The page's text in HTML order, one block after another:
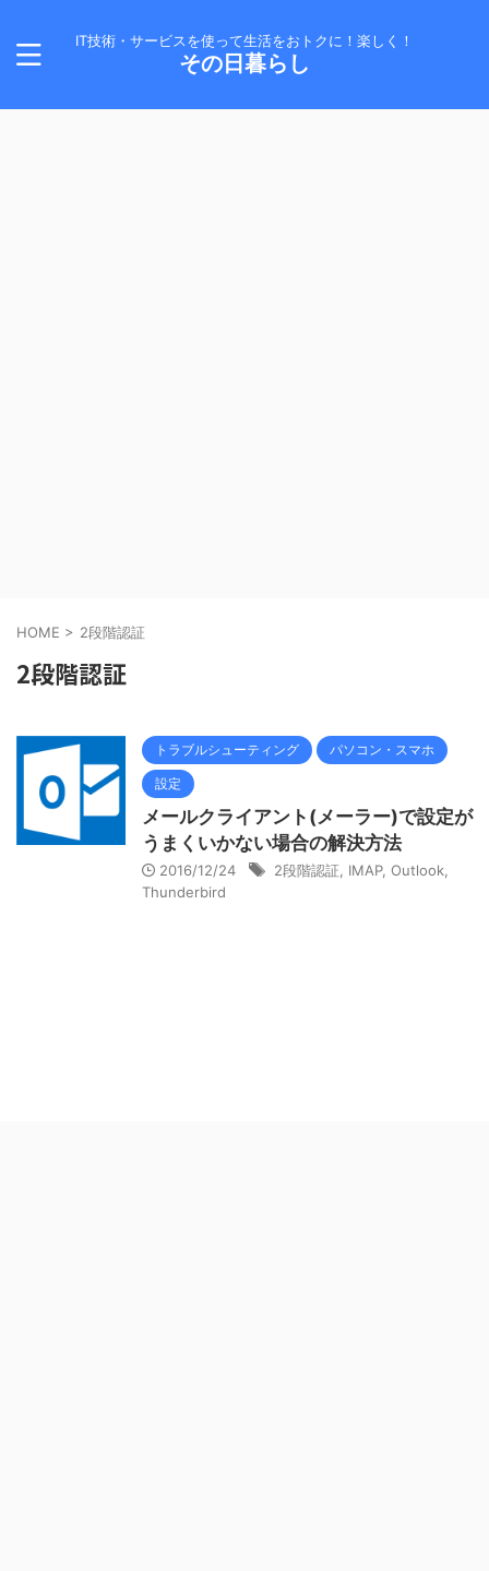
IT技術・サービスを使って生活をおトクに！楽しく！
その日暮らし
HOME > 2段階認証
2段階認証
トラブルシューティング パソコン・スマホ
設定
メールクライアント(メーラー)で設定が
うまくいかない場合の解決方法
2016/12/24 2段階認証 IMAP, Outlook
Thunderbird